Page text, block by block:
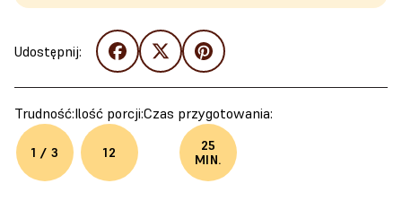
Udostępnij:
Trudność:
1 / 3
Ilość porcji:
12
Czas przygotowania:
25
MIN.